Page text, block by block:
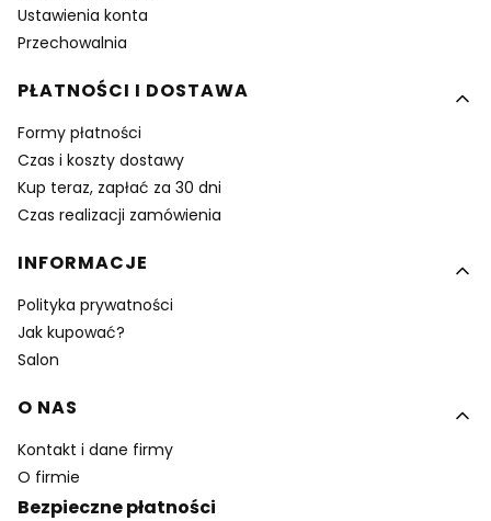
Ustawienia konta
Przechowalnia
PŁATNOŚCI I DOSTAWA
Formy płatności
Czas i koszty dostawy
Kup teraz, zapłać za 30 dni
Czas realizacji zamówienia
INFORMACJE
Polityka prywatności
Jak kupować?
Salon
O NAS
Kontakt i dane firmy
O firmie
Bezpieczne płatności